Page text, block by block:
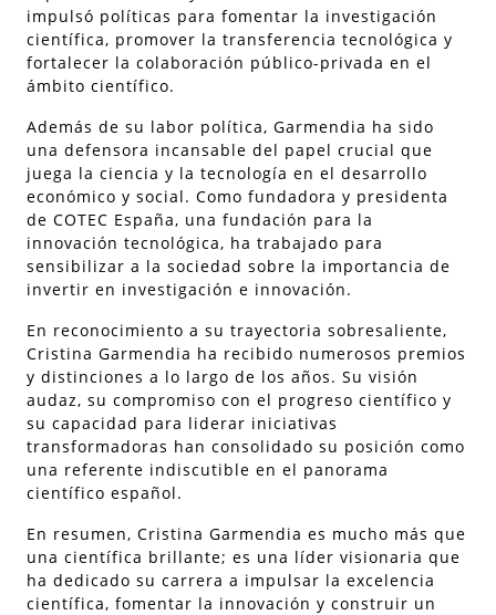
impulsó políticas para fomentar la investigación
científica, promover la transferencia tecnológica y
fortalecer la colaboración público-privada en el
ámbito científico.
Además de su labor política, Garmendia ha sido
una defensora incansable del papel crucial que
juega la ciencia y la tecnología en el desarrollo
económico y social. Como fundadora y presidenta
de COTEC España, una fundación para la
innovación tecnológica, ha trabajado para
sensibilizar a la sociedad sobre la importancia de
invertir en investigación e innovación.
En reconocimiento a su trayectoria sobresaliente,
Cristina Garmendia ha recibido numerosos premios
y distinciones a lo largo de los años. Su visión
audaz, su compromiso con el progreso científico y
su capacidad para liderar iniciativas
transformadoras han consolidado su posición como
una referente indiscutible en el panorama
científico español.
En resumen, Cristina Garmendia es mucho más que
una científica brillante; es una líder visionaria que
ha dedicado su carrera a impulsar la excelencia
científica, fomentar la innovación y construir un